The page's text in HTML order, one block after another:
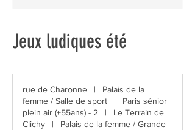
Jeux ludiques été
rue de Charonne |
Palais de la
femme / Salle de sport
|
Paris sénior
plein air (+55ans) - 2
|
Le Terrain de
Clichy
|
Palais de la femme / Grande